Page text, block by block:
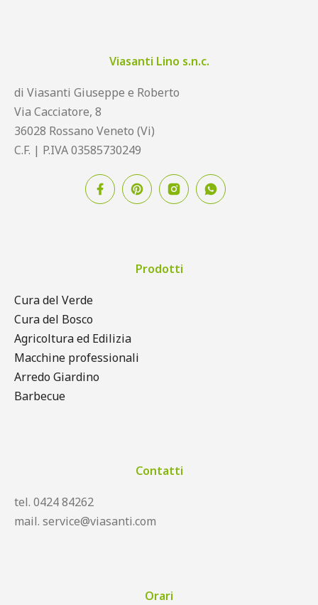
Viasanti Lino s.n.c.
di Viasanti Giuseppe e Roberto
Via Cacciatore, 8
36028 Rossano Veneto (Vi)
C.F. | P.IVA 03585730249
Prodotti
Cura del Verde
Cura del Bosco
Agricoltura ed Edilizia
Macchine professionali
Arredo Giardino
Barbecue
Contatti
tel. 0424 84262
mail. service@viasanti.com
Orari